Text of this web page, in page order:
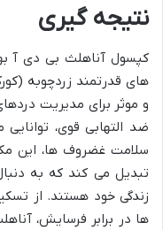
نتیجه گیری
کپسول آناهلث بی دی آ
های قدرتمند زردچوبه
و موثر برای مدیریت
ضد التهابی قوی، توانایی
سلامت غضروف ها، این
تبدیل می کند که به
زندگی خود هستند. از
ها در برابر فرسایش،